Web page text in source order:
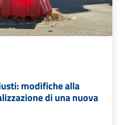
modifiche alla
di una nuova